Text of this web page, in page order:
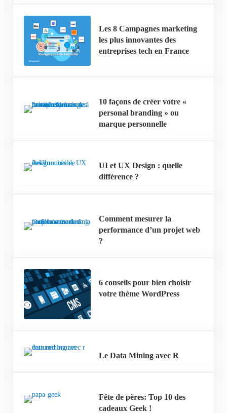
Les 8 Campagnes marketing
les plus innovantes des
entreprises tech en France
10 façons de créer votre «
personal branding » ou
marque personnelle
UI et UX Design : quelle
différence ?
Comment mesurer la
performance d’un projet web
?
6 conseils pour bien choisir
votre thème WordPress
Le Data Mining avec R
Fête de pères: Top 10 des
cadeaux Geek !